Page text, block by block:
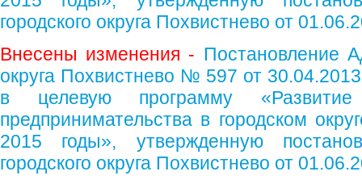
городского округа Похвистнево от
Внесены изменения - Постановление
округа Похвистнево № 597 от
в целевую программу
предпринимательства в городском
2015 годы», утвержденную
городского округа Похвистнево от